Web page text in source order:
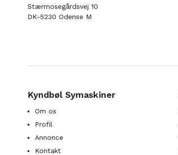
Stærmosegårdsvej 10
DK-5230 Odense M
Kyndbøl Symaskiner
Om os
Profil
Annonce
Kontakt